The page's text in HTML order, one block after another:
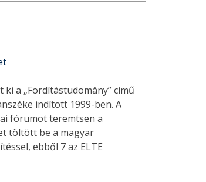
a „Fordítástudomány” című
indított 1999-ben. A
fórumot teremtsen a
töltött be a magyar
ebből 7 az ELTE